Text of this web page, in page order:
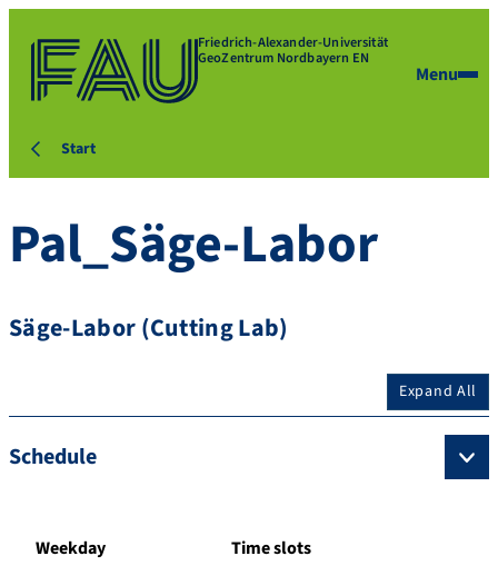
Friedrich-Alexander-Universität
GeoZentrum Nordbayern EN
Menu
Start
Pal_Säge-Labor
Säge-Labor (Cutting Lab)
Expand All
Schedule
Weekday Time slots